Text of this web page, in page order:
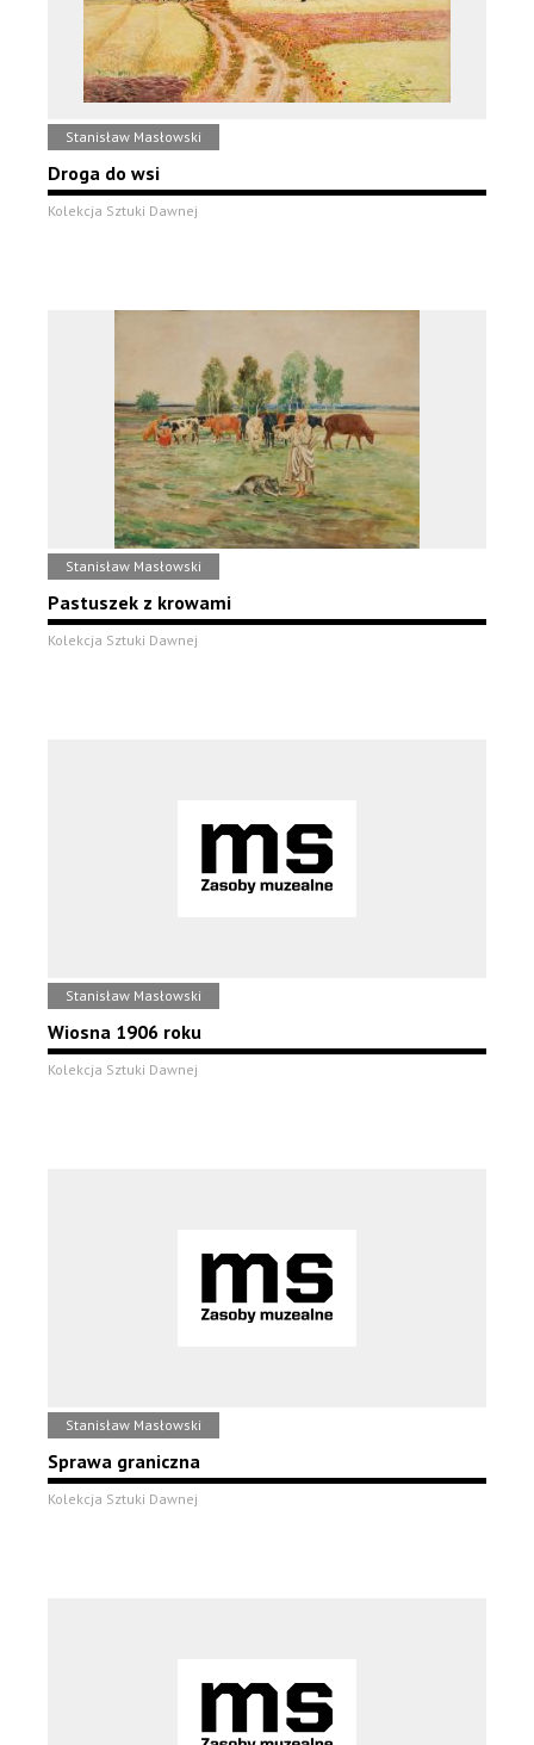
Stanisław Masłowski
Droga do wsi
Kolekcja Sztuki Dawnej
Stanisław Masłowski
Pastuszek z krowami
Kolekcja Sztuki Dawnej
Stanisław Masłowski
Wiosna 1906 roku
Kolekcja Sztuki Dawnej
Stanisław Masłowski
Sprawa graniczna
Kolekcja Sztuki Dawnej